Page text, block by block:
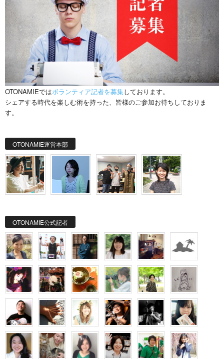
OTONAMIEではボランティア記者を募集しております。
シェアする時代を楽しむ術を持った、皆様のご参加お待ちしておりま
す。
OTONAMIE運営本部
OTONAMIE公式記者